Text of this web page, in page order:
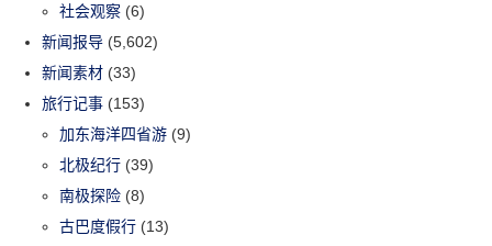
社会观察 (6)
新闻报导 (5,602)
新闻素材 (33)
旅行记事 (153)
加东海洋四省游 (9)
北极纪行 (39)
南极探险 (8)
古巴度假行 (13)